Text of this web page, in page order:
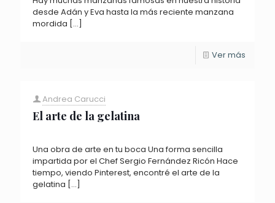
desde Adán y Eva hasta la más reciente manzana
mordida […]
Ver más
Andrea Carucci
El arte de la gelatina
Una obra de arte en tu boca Una forma sencilla
impartida por el Chef Sergio Fernández Ricón Hace
tiempo, viendo Pinterest, encontré el arte de la
gelatina […]